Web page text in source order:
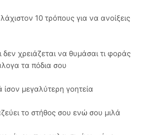
10 τρόπους για να ανοίξεις
χρειάζεται να θυμάσαι τι φοράς
τα πόδια σου
μεγαλύτερη γοητεία
το στήθος σου ενώ σου μιλά